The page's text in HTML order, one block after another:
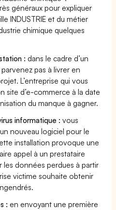
généraux pour expliquer
INDUSTRIE et du métier
chimique quelques
: dans le cadre d’un
pas à livrer en
L’entreprise qui vous
site d’e-commerce à la date
du manque à gagner.
informatique : vous
nouveau logiciel pour le
installation provoque une
appel à un prestataire
données perdues à partir
victime souhaite obtenir
: en envoyant une première